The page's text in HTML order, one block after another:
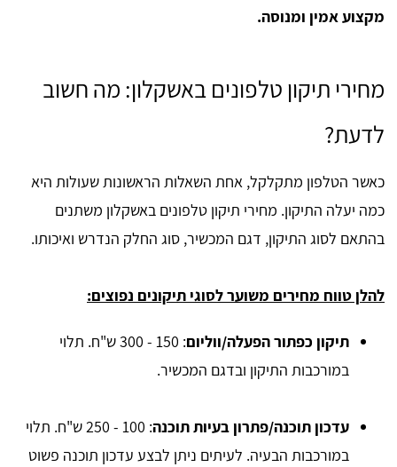
מקצוע אמין ומנוסה.
מחירי תיקון טלפונים באשקלון: מה חשוב
לדעת?
כאשר הטלפון מתקלקל, אחת השאלות הראשונות שעולות היא
כמה יעלה התיקון. מחירי תיקון טלפונים באשקלון משתנים
בהתאם לסוג התיקון, דגם המכשיר, סוג החלק הנדרש ואיכותו.
להלן טווח מחירים משוער לסוגי תיקונים נפוצים:
תיקון כפתור הפעלה/ווליום
: 150 - 300 ש"ח. תלוי
במורכבות התיקון ובדגם המכשיר.
עדכון תוכנה/פתרון בעיות תוכנה
: 100 - 250 ש"ח. תלוי
במורכבות הבעיה. לעיתים ניתן לבצע עדכון תוכנה פשוט